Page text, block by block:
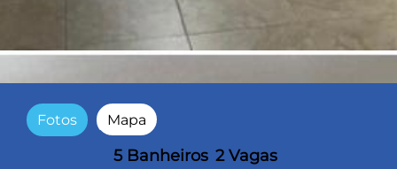
Fotos Mapa
5 Banheiros 2 Vagas